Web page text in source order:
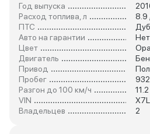
Год выпуска
Расход топлива, л
8.9
ПТС
Авто на гарантии
Нет
Цвет
Двигатель
Привод
Пробег
Разгон до 100 км/ч
VIN
Владельцев
2